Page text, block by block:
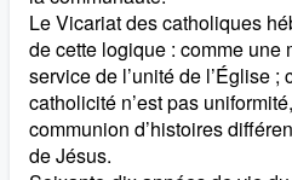
Le Vicariat des catholiques
de cette logique : comme une
service de l’unité de l’Église
catholicité n’est pas
communion d’histoires
de Jésus.